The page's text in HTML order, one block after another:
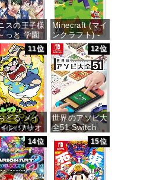
スの王子様
っと 学園
王子様
and
格：¥7,159
Minecraft (マイ
ンクラフト) -
Switch
価格：¥3,400
11位
どる メイ
ン ワリオ
格：¥4,073
12位
世界のアソビ大
全51-Switch
価格：¥3,655
14位 15位